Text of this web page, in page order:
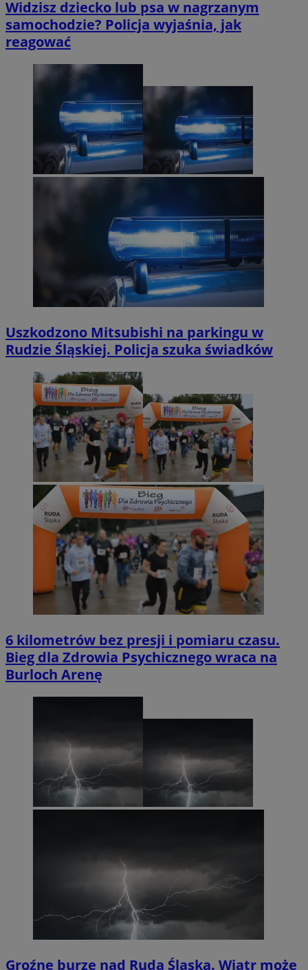
Widzisz dziecko lub psa w nagrzanym
samochodzie? Policja wyjaśnia, jak
reagować
Uszkodzono Mitsubishi na parkingu w
Rudzie Śląskiej. Policja szuka świadków
6 kilometrów bez presji i pomiaru czasu.
Bieg dla Zdrowia Psychicznego wraca na
Burloch Arenę
Groźne burze nad Rudą Śląską. Wiatr może